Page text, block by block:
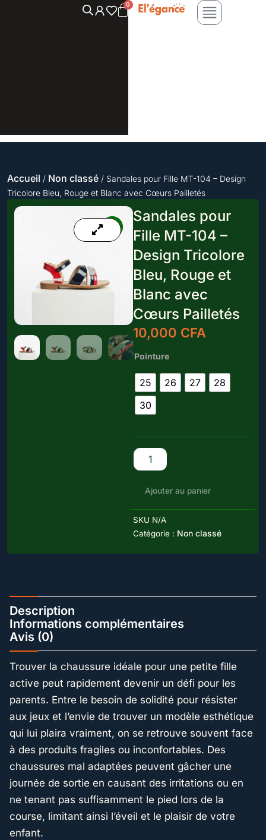
Accueil / Non classé / Sandales pour Fille MT-104 – Design
Tricolore Bleu, Rouge et Blanc avec Cœurs Pailletés
Sandales pour
Fille MT-104 –
Design Tricolore
Bleu, Rouge et
Blanc avec
Cœurs Pailletés
10,000 CFA
Pointure
25 26 27
28
30
quantité
de
Sandales
pour
Fille
MT-
Design
Tricolore
Bleu,
avec
Cœurs
Pailletés
Ajouter au panier
SKU N/A
Catégorie : Non classé
Description
Informations complémentaires
Avis (0)
Trouver la chaussure idéale pour une petite fille
active peut rapidement devenir un défi pour les
parents. Entre le besoin de solidité pour résister
aux jeux et l’envie de trouver un modèle esthétique
qui lui plaira vraiment, on se retrouve souvent face
à des produits fragiles ou inconfortables. Des
chaussures mal adaptées peuvent gâcher une
journée de sortie en causant des irritations ou en
ne tenant pas suffisamment le pied lors de la
course, limitant ainsi l’éveil et le plaisir de votre
enfant.